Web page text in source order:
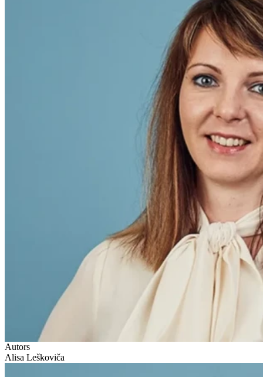
Autors
Alisa Leškoviča